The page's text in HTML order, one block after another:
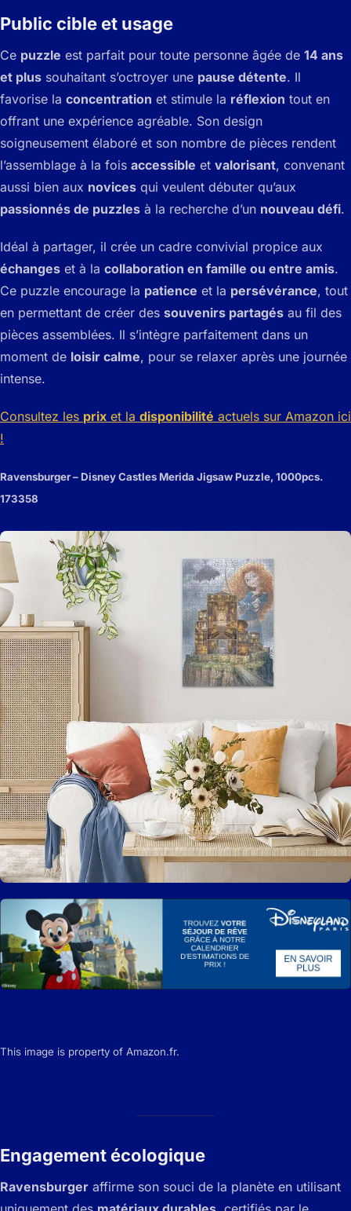
Public cible et usage
Ce puzzle est parfait pour toute personne âgée de 14 ans
et plus souhaitant s’octroyer une pause détente. Il
favorise la concentration et stimule la réflexion tout en
offrant une expérience agréable. Son design
soigneusement élaboré et son nombre de pièces rendent
l’assemblage à la fois accessible et valorisant, convenant
aussi bien aux novices qui veulent débuter qu’aux
passionnés de puzzles à la recherche d’un nouveau défi.
Idéal à partager, il crée un cadre convivial propice aux
échanges et à la collaboration en famille ou entre amis.
Ce puzzle encourage la patience et la persévérance, tout
en permettant de créer des souvenirs partagés au fil des
pièces assemblées. Il s’intègre parfaitement dans un
moment de loisir calme, pour se relaxer après une journée
intense.
Consultez les prix et la disponibilité actuels sur Amazon ici
!
Ravensburger – Disney Castles Merida Jigsaw Puzzle, 1000pcs.
173358
This image is property of Amazon.fr.
Engagement écologique
Ravensburger affirme son souci de la planète en utilisant